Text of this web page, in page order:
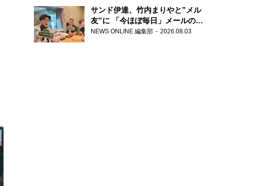
サンド伊達、竹内まりやと”メル
友”に 「今ほぼ毎日」メールのや
り取り明かす
NEWS ONLINE 編集部 2026.08.03